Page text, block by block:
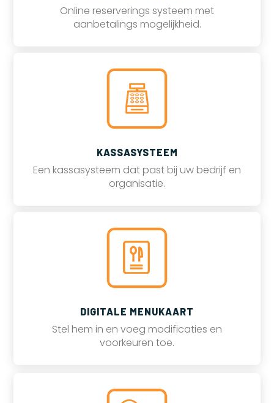
Online reserverings systeem met
aanbetalings mogelijkheid.
KASSASYSTEEM
Een kassasysteem dat past bij uw bedrijf en
organisatie.
DIGITALE MENUKAART
Stel hem in en voeg modificaties en
voorkeuren toe.